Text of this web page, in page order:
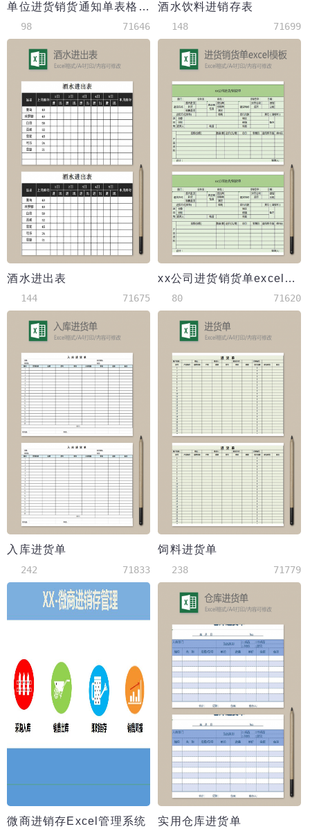
单位进货销货通知单表格模板excel
98 71646
酒水饮料进销存表
148 71699
酒水进出表
144 71675
xx公司进货销货单excel模板
80 71620
入库进货单
242 71833
饲料进货单
238 71779
微商进销存Excel管理系统 实用仓库进货单